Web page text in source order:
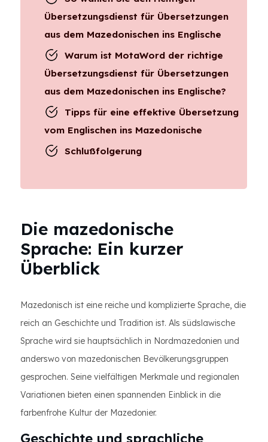
Übersetzungsdienst für Übersetzungen
aus dem Mazedonischen ins Englische
Warum ist MotaWord der richtige
Übersetzungsdienst für Übersetzungen
aus dem Mazedonischen ins Englische?
Tipps für eine effektive Übersetzung
vom Englischen ins Mazedonische
Schlußfolgerung
Die mazedonische
Sprache: Ein kurzer
Überblick
Mazedonisch ist eine reiche und komplizierte Sprache, die
reich an Geschichte und Tradition ist. Als südslawische
Sprache wird sie hauptsächlich in Nordmazedonien und
anderswo von mazedonischen Bevölkerungsgruppen
gesprochen. Seine vielfältigen Merkmale und regionalen
Variationen bieten einen spannenden Einblick in die
farbenfrohe Kultur der Mazedonier.
Geschichte und sprachliche